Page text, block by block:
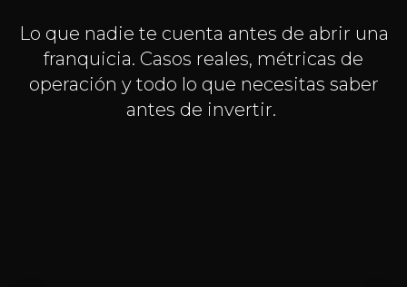
Lo que nadie te cuenta antes de abrir una
franquicia. Casos reales, métricas de
operación y todo lo que necesitas saber
antes de invertir.